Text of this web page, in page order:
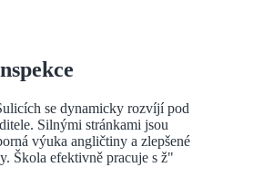
se dynamicky rozvíjí pod
Silnými stránkami jsou
výuka angličtiny a zlepšené
Škola efektivně pracuje s ž"